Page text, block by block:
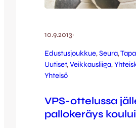
10.9.2013·
Edustusjoukkue, Seura,
Uutiset, Veikkausliiga,
Yhteisö
VPS-ottelussa
pallokeräys